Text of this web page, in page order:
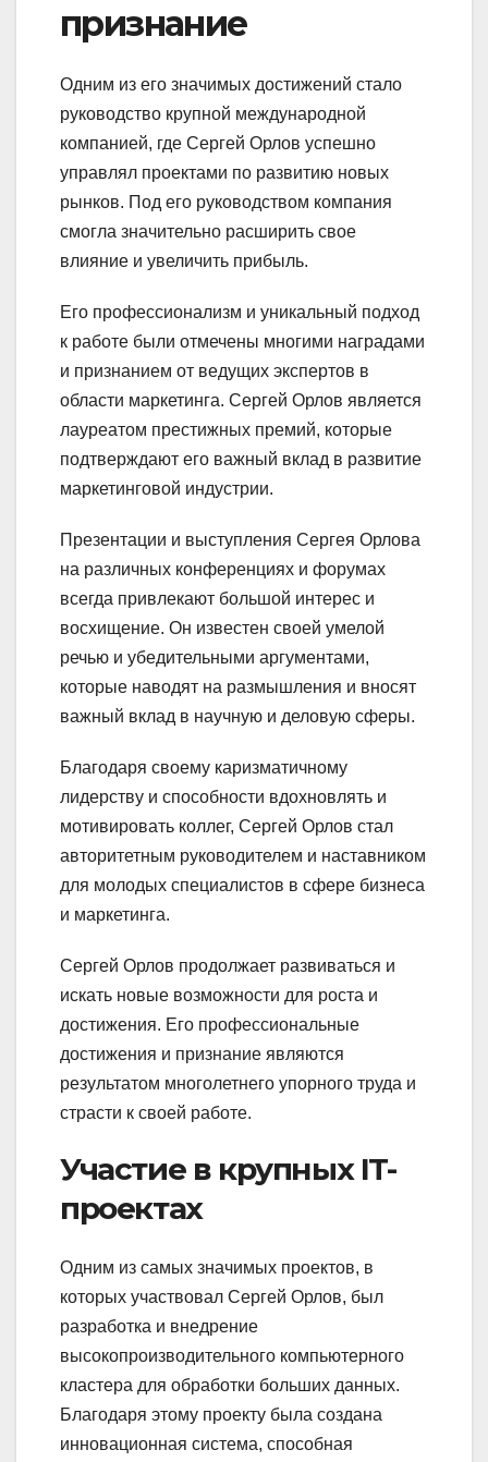
признание
Одним из его значимых достижений стало
руководство крупной международной
компанией, где Сергей Орлов успешно
управлял проектами по развитию новых
рынков. Под его руководством компания
смогла значительно расширить свое
влияние и увеличить прибыль.
Его профессионализм и уникальный подход
к работе были отмечены многими наградами
и признанием от ведущих экспертов в
области маркетинга. Сергей Орлов является
лауреатом престижных премий, которые
подтверждают его важный вклад в развитие
маркетинговой индустрии.
Презентации и выступления Сергея Орлова
на различных конференциях и форумах
всегда привлекают большой интерес и
восхищение. Он известен своей умелой
речью и убедительными аргументами,
которые наводят на размышления и вносят
важный вклад в научную и деловую сферы.
Благодаря своему каризматичному
лидерству и способности вдохновлять и
мотивировать коллег, Сергей Орлов стал
авторитетным руководителем и наставником
для молодых специалистов в сфере бизнеса
и маркетинга.
Сергей Орлов продолжает развиваться и
искать новые возможности для роста и
достижения. Его профессиональные
достижения и признание являются
результатом многолетнего упорного труда и
страсти к своей работе.
Участие в крупных IT-
проектах
Одним из самых значимых проектов, в
которых участвовал Сергей Орлов, был
разработка и внедрение
высокопроизводительного компьютерного
кластера для обработки больших данных.
Благодаря этому проекту была создана
инновационная система, способная